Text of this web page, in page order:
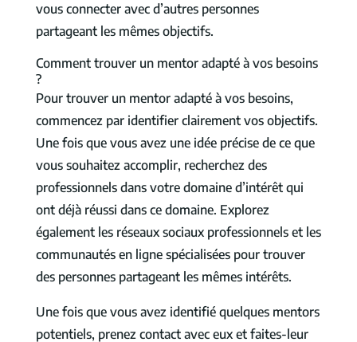
vous connecter avec d’autres personnes
partageant les mêmes objectifs.
Comment trouver un mentor adapté à vos besoins
?
Pour trouver un mentor adapté à vos besoins,
commencez par identifier clairement vos objectifs.
Une fois que vous avez une idée précise de ce que
vous souhaitez accomplir, recherchez des
professionnels dans votre domaine d’intérêt qui
ont déjà réussi dans ce domaine. Explorez
également les réseaux sociaux professionnels et les
communautés en ligne spécialisées pour trouver
des personnes partageant les mêmes intérêts.
Une fois que vous avez identifié quelques mentors
potentiels, prenez contact avec eux et faites-leur